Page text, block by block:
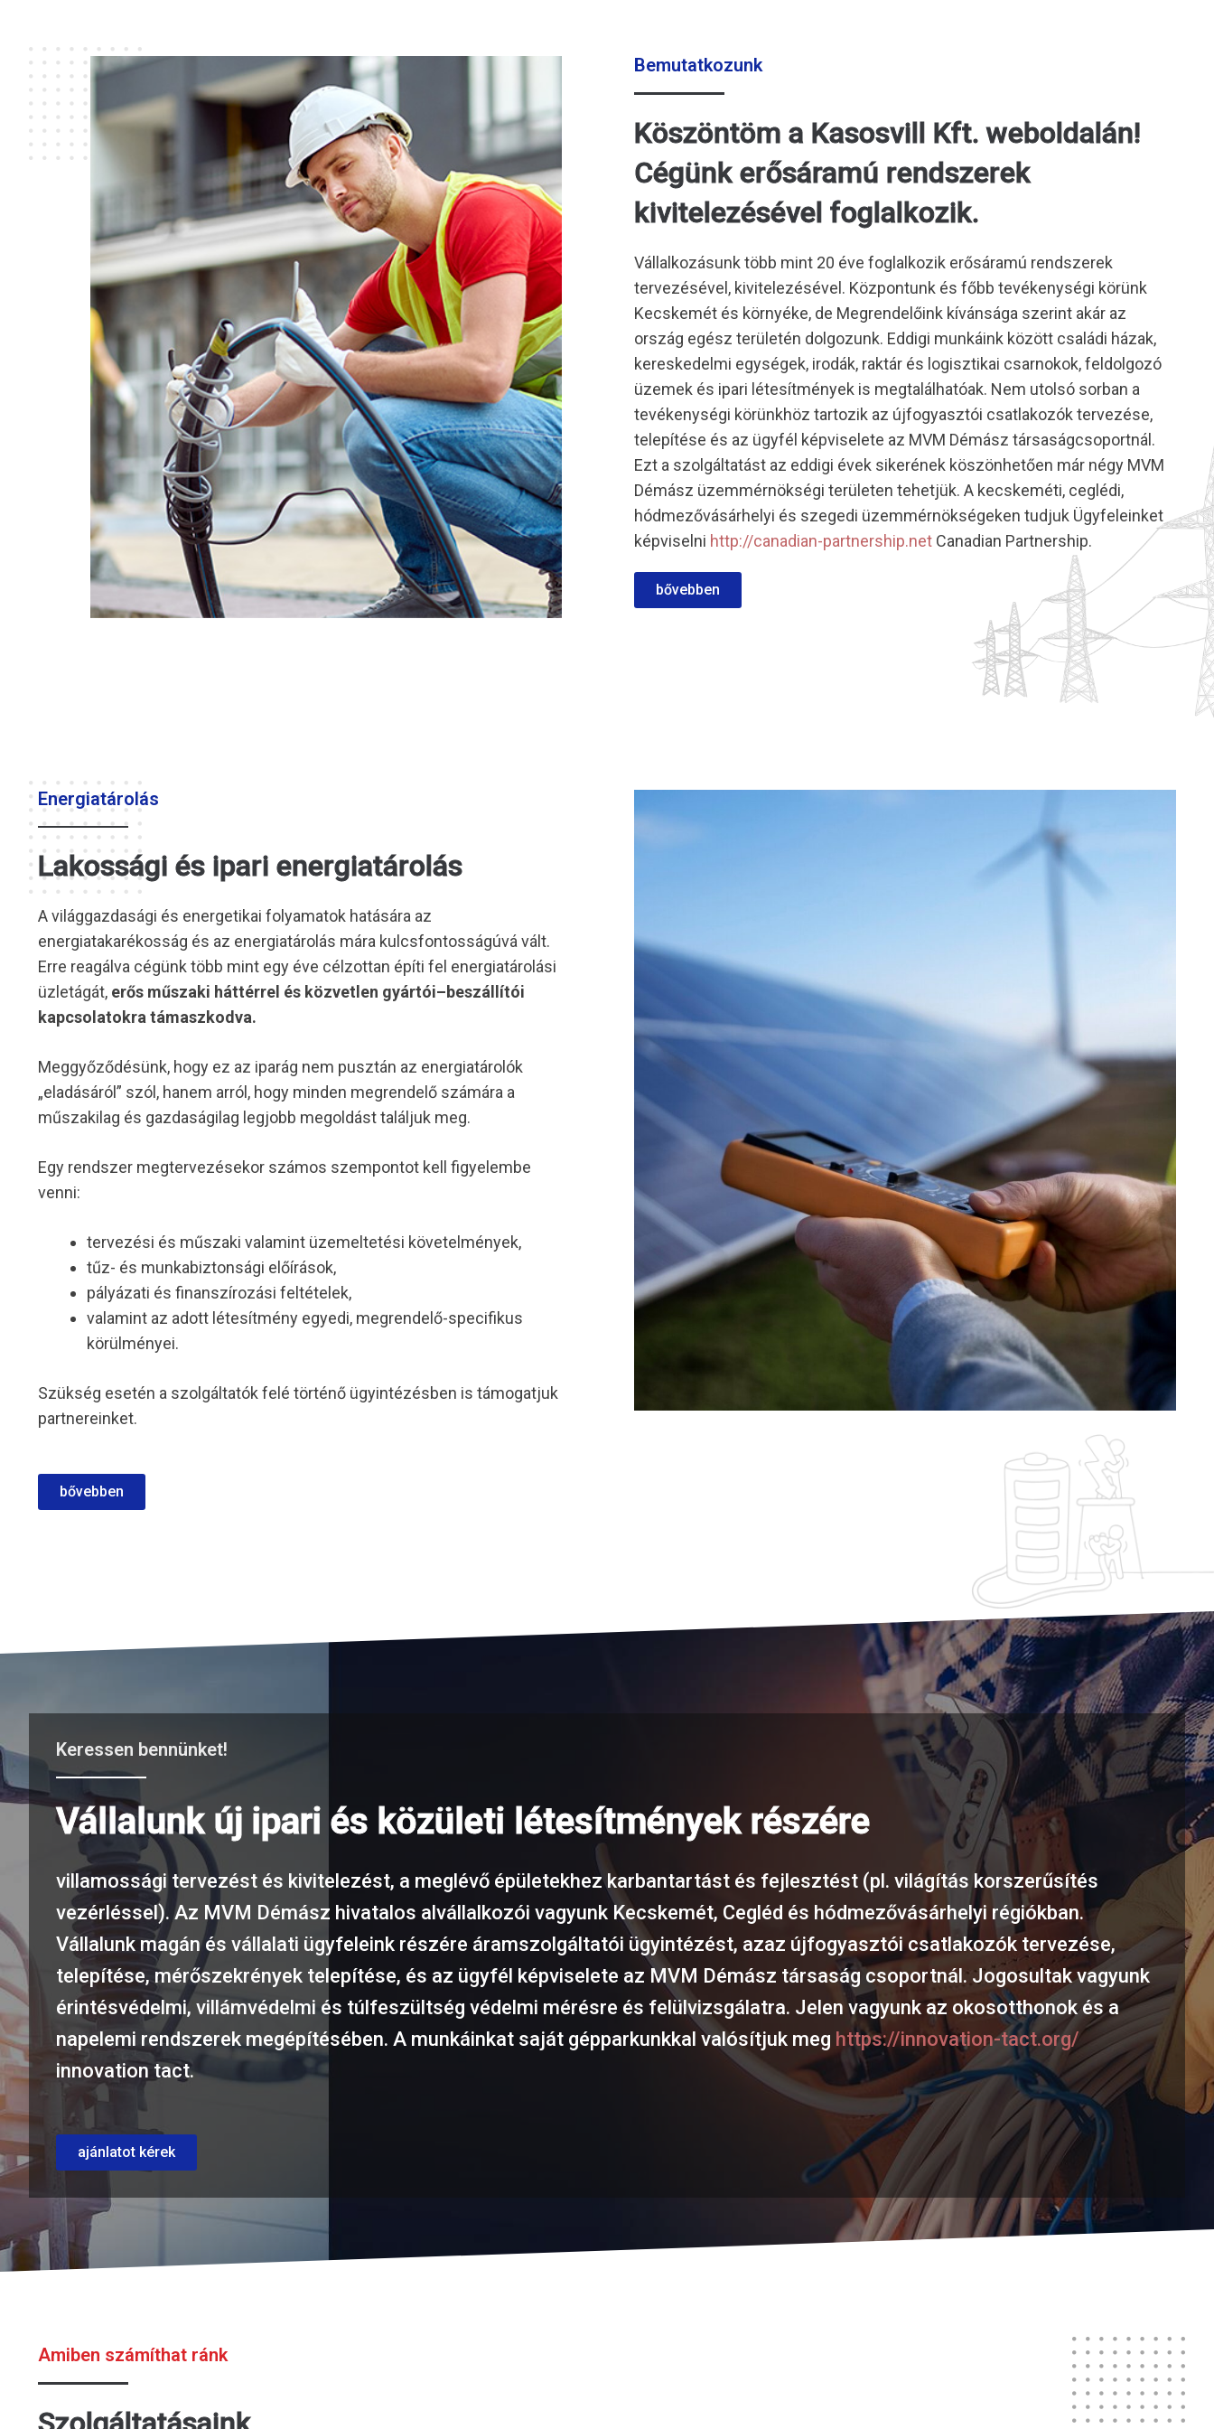
Bemutatkozunk
Köszöntöm a Kasosvill Kft. weboldalán!
Cégünk erősáramú rendszerek
kivitelezésével foglalkozik.
Vállalkozásunk több mint 20 éve foglalkozik erősáramú rendszerek
tervezésével, kivitelezésével. Központunk és főbb tevékenységi körünk
Kecskemét és környéke, de Megrendelőink kívánsága szerint akár az
ország egész területén dolgozunk. Eddigi munkáink között családi házak,
kereskedelmi egységek, irodák, raktár és logisztikai csarnokok, feldolgozó
üzemek és ipari létesítmények is megtalálhatóak. Nem utolsó sorban a
tevékenységi körünkhöz tartozik az újfogyasztói csatlakozók tervezése,
telepítése és az ügyfél képviselete az MVM Démász társaságcsoportnál.
Ezt a szolgáltatást az eddigi évek sikerének köszönhetően már négy MVM
Démász üzemmérnökségi területen tehetjük. A kecskeméti, ceglédi,
hódmezővásárhelyi és szegedi üzemmérnökségeken tudjuk Ügyfeleinket
képviselni http://canadian-partnership.net Canadian Partnership.
bővebben
Energiatárolás
Lakossági és ipari energiatárolás
A világgazdasági és energetikai folyamatok hatására az
energiatakarékosság és az energiatárolás mára kulcsfontosságúvá vált.
Erre reagálva cégünk több mint egy éve célzottan építi fel energiatárolási
üzletágát, erős műszaki háttérrel és közvetlen gyártói–beszállítói
kapcsolatokra támaszkodva.
Meggyőződésünk, hogy ez az iparág nem pusztán az energiatárolók
„eladásáról” szól, hanem arról, hogy minden megrendelő számára a
műszakilag és gazdaságilag legjobb megoldást találjuk meg.
Egy rendszer megtervezésekor számos szempontot kell figyelembe
venni:
tervezési és műszaki valamint üzemeltetési követelmények,
tűz- és munkabiztonsági előírások,
pályázati és finanszírozási feltételek,
valamint az adott létesítmény egyedi, megrendelő-specifikus
körülményei.
Szükség esetén a szolgáltatók felé történő ügyintézésben is támogatjuk
partnereinket.
bővebben
Keressen bennünket!
Vállalunk új ipari és közületi létesítmények részére
villamossági tervezést és kivitelezést, a meglévő épületekhez karbantartást és fejlesztést (pl. világítás korszerűsítés
vezérléssel). Az MVM Démász hivatalos alvállalkozói vagyunk Kecskemét, Cegléd és hódmezővásárhelyi régiókban.
Vállalunk magán és vállalati ügyfeleink részére áramszolgáltatói ügyintézést, azaz újfogyasztói csatlakozók tervezése,
telepítése, mérőszekrények telepítése, és az ügyfél képviselete az MVM Démász társaság csoportnál. Jogosultak vagyunk
érintésvédelmi, villámvédelmi és túlfeszültség védelmi mérésre és felülvizsgálatra. Jelen vagyunk az okosotthonok és a
napelemi rendszerek megépítésében. A munkáinkat saját gépparkunkkal valósítjuk meg https://innovation-tact.org/
innovation tact.
ajánlatot kérek
Amiben számíthat ránk